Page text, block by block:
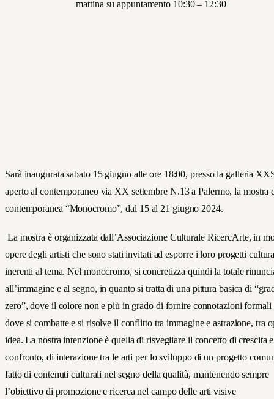
mattina su appuntamento 10:30 – 12:30
Sarà inaugurata sabato 15 giugno alle ore 18:00, presso la galleria
aperto al contemporaneo via XX settembre N.13 a Palermo, la mostra
contemporanea “Monocromo”, dal 15 al 21 giugno 2024.
La mostra è organizzata dall’Associazione Culturale RicercArte, in
opere degli artisti che sono stati invitati ad esporre i loro progetti
inerenti al tema. Nel monocromo, si concretizza quindi la totale
all’immagine e al segno, in quanto si tratta di una pittura basica di
zero”, dove il colore non e più in grado di fornire connotazioni formali
dove si combatte e si risolve il conflitto tra immagine e astrazione, tra
idea. La nostra intenzione è quella di risvegliare il concetto di crescita
confronto, di interazione tra le arti per lo sviluppo di un progetto
fatto di contenuti culturali nel segno della qualità, mantenendo sempre
l’obiettivo di promozione e ricerca nel campo delle arti visive